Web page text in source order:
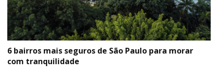
6 bairros mais seguros de São Paulo para morar
com tranquilidade